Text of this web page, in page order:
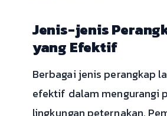
Jenis-jenis
yang Efektif
Berbagai jenis perangkap
efektif dalam mengurangi
lingkungan peternakan.